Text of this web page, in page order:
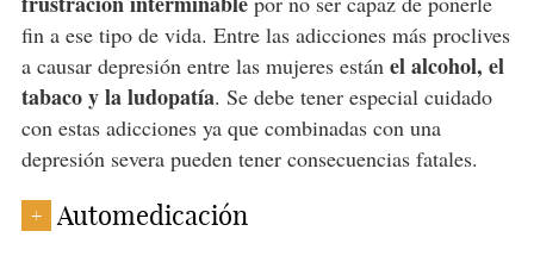
fin a ese tipo de vida. Entre las adicciones más proclives
a causar depresión entre las mujeres están el alcohol, el
tabaco y la ludopatía. Se debe tener especial cuidado
con estas adicciones ya que combinadas con una
depresión severa pueden tener consecuencias fatales.
+ Automedicación